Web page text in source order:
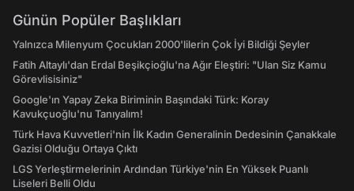
Günün Popüler Başlıkları
Yalnızca Milenyum Çocukları 2000'lilerin Çok İyi Bildiği Şeyler
Fatih Altaylı'dan Erdal Beşikçioğlu'na Ağır Eleştiri: "Ulan Siz Kamu
Görevlisisiniz"
Google'ın Yapay Zeka Biriminin Başındaki Türk: Koray
Kavukçuoğlu'nu Tanıyalım!
Türk Hava Kuvvetleri'nin İlk Kadın Generalinin Dedesinin Çanakkale
Gazisi Olduğu Ortaya Çıktı
LGS Yerleştirmelerinin Ardından Türkiye'nin En Yüksek Puanlı
Liseleri Belli Oldu